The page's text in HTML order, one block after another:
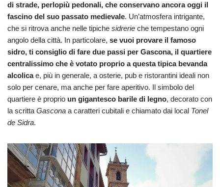
di strade, perlopiù pedonali, che conservano ancora oggi il
fascino del suo passato medievale. Un’atmosfera intrigante,
che si ritrova anche nelle tipiche sidrerie che tempestano ogni
angolo della città. In particolare, se vuoi provare il famoso
sidro, ti consiglio di fare due passi per Gascona, il quartiere
centralissimo che è votato proprio a questa tipica bevanda
alcolicae, più in generale, a osterie, pub e ristorantini ideali non
solo per cenare, ma anche per fare aperitivo. Il simbolo del
quartiere è proprio un gigantesco barile di legno, decorato con
la scritta Gascona a caratteri cubitali e chiamato dai local Tonel
de Sidra.